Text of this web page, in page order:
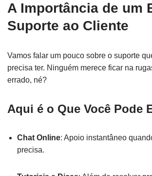
A Importância de um
Suporte ao Cliente
Vamos falar um pouco sobre o suporte
precisa ter. Ninguém merece ficar na
errado, né?
Aqui é o Que Você Pode
Chat Online: Apoio instantâneo
precisa.